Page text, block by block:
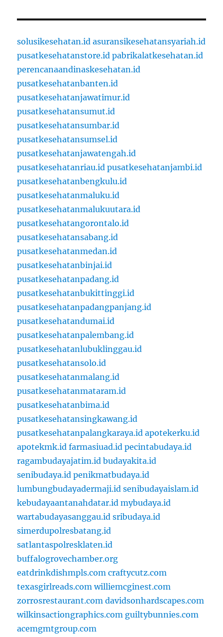
solusikesehatan.id asuransikesehatansyariah.id
pusatkesehatanstore.id pabrikalatkesehatan.id
perencanaandinaskesehatan.id
pusatkesehatanbanten.id
pusatkesehatanjawatimur.id
pusatkesehatansumut.id
pusatkesehatansumbar.id
pusatkesehatansumsel.id
pusatkesehatanjawatengah.id
pusatkesehatanriau.id pusatkesehatanjambi.id
pusatkesehatanbengkulu.id
pusatkesehatanmaluku.id
pusatkesehatanmalukuutara.id
pusatkesehatangorontalo.id
pusatkesehatansabang.id
pusatkesehatanmedan.id
pusatkesehatanbinjai.id
pusatkesehatanpadang.id
pusatkesehatanbukittinggi.id
pusatkesehatanpadangpanjang.id
pusatkesehatandumai.id
pusatkesehatanpalembang.id
pusatkesehatanlubuklinggau.id
pusatkesehatansolo.id
pusatkesehatanmalang.id
pusatkesehatanmataram.id
pusatkesehatanbima.id
pusatkesehatansingkawang.id
pusatkesehatanpalangkaraya.id apotekerku.id
apotekmk.id farmasiuad.id pecintabudaya.id
ragambudayajatim.id budayakita.id
senibudaya.id penikmatbudaya.id
lumbungbudayadermaji.id senibudayaislam.id
kebudayaantanahdatar.id mybudaya.id
wartabudayasanggau.id sribudaya.id
simerdupolresbatang.id
satlantaspolresklaten.id
buffalogrovechamber.org
eatdrinkdishmpls.com craftycutz.com
texasgirlreads.com williemcginest.com
zorrosrestaurant.com davidsonhardscapes.com
wilkinsactiongraphics.com guiltybunnies.com
acemgmtgroup.com